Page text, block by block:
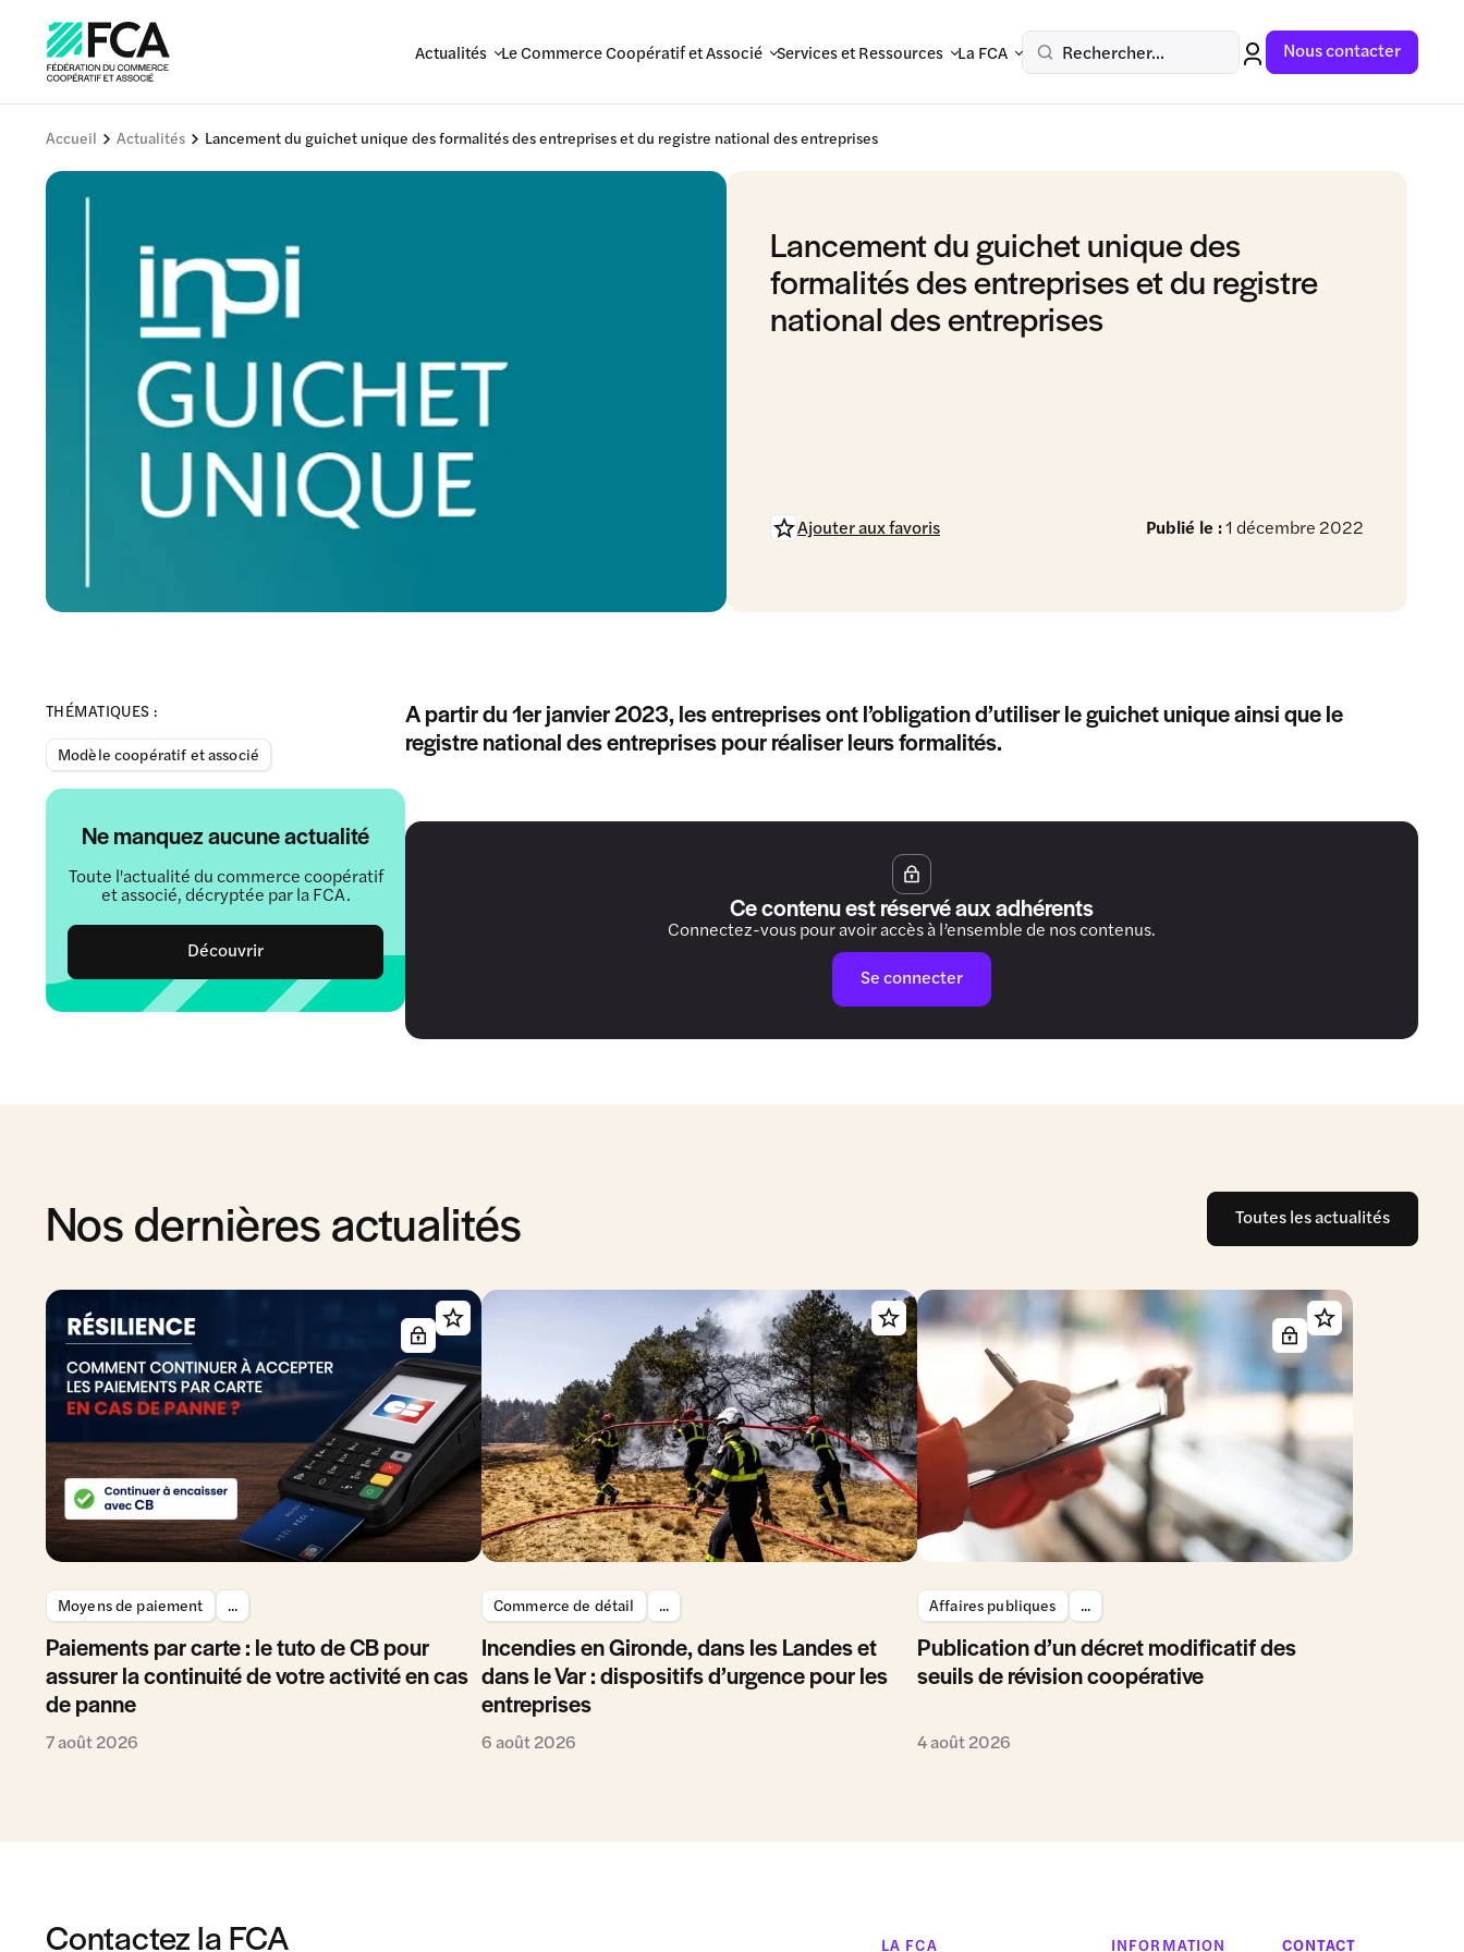
Actualités Le Commerce Coopératif et Associé Services et Ressources La FCA Rechercher... Nous contacter
Accueil Actualités Lancement du guichet unique des formalités des entreprises et du registre national des entreprises
Lancement du guichet unique des
formalités des entreprises et du registre
national des entreprises
Publié le :1 décembre 2022
Ajouter aux favoris
THÉMATIQUES :
Modèle coopératif et associé
Ne manquez aucune actualité
Toute l'actualité du commerce coopératif
et associé, décryptée par la FCA.
Découvrir
A partir du 1er janvier 2023, les entreprises ont l’obligation d’utiliser le guichet unique ainsi que le
registre national des entreprises pour réaliser leurs formalités.
Ce contenu est réservé aux adhérents
Connectez-vous pour avoir accès à l’ensemble de nos contenus.
Se connecter
Nos dernières actualités Toutes les actualités
Moyens de paiement ...
Paiements par carte : le tuto de CB pour
assurer la continuité de votre activité en cas
de panne
7 août 2026
Commerce de détail ...
Incendies en Gironde, dans les Landes et
dans le Var : dispositifs d’urgence pour les
entreprises
6 août 2026
Affaires publiques ...
Publication d’un décret modificatif des
seuils de révision coopérative
4 août 2026
Contactez la FCA LA FCA INFORMATION CONTACT